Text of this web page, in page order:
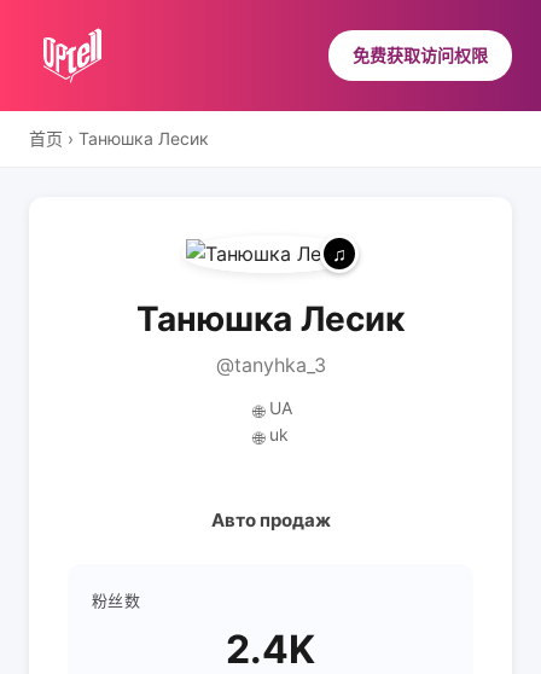
免费获取访问权限
首页 › Танюшка Лесик
Танюшка Лесик
@tanyhka_3
🌐 UA
🌐 uk
Авто продаж
粉丝数
2.4K